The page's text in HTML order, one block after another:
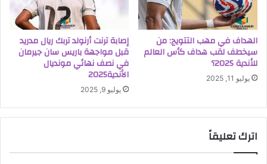
الهداف في مهب التتويج: من
سيخطف لقب هداف كأس العالم
للأندية 2025؟
يوليو 11, 2025
إصابة ترنت أرنولد تربك ريال مدريد
قبل مواجهة باريس سان جيرمان
في نصف نهائي مونديال
الأندية2025
يوليو 9, 2025
اترك تعليقاً